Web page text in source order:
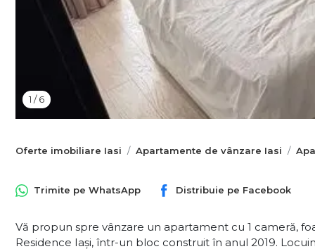
1 /6
Oferte imobiliare Iasi Apartamente de vânzare Iasi
Trimite pe WhatsApp Distribuie pe Facebook
Vă propun spre vânzare un apartament cu 1 cameră,
Residence Iași, într-un bloc construit în anul 2019.